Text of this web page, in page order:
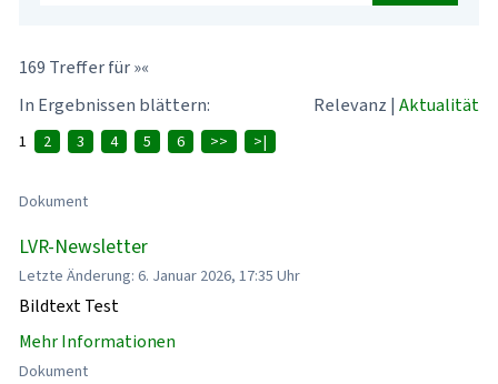
169 Treffer für »«
In Ergebnissen blättern:
Relevanz | Aktualität
1 2 3 4 5 6 >> >|
Dokument
LVR-Newsletter
Letzte Änderung: 6. Januar 2026, 17:35 Uhr
Bildtext Test
Mehr Informationen
Dokument